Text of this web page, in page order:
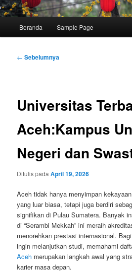
Beranda Sample Page
Navigasi
← Sebelumnya
Universitas
Aceh:Kampus
Negeri dan
Ditulis padaApril 19, 2026
Aceh tidak hanya menyimpan
yang luar biasa, tetapi juga berdiri
signifikan di Pulau Sumatera. Banyak
di “Serambi Mekkah” ini meraih
menorehkan prestasi internasional.
ingin melanjutkan studi, memahami
Aceh merupakan langkah awal yang
karier masa depan.